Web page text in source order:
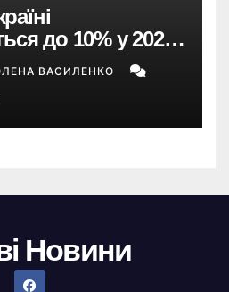
до 10% у 2026
НБУ
ВАСИЛЕНКО
Новини